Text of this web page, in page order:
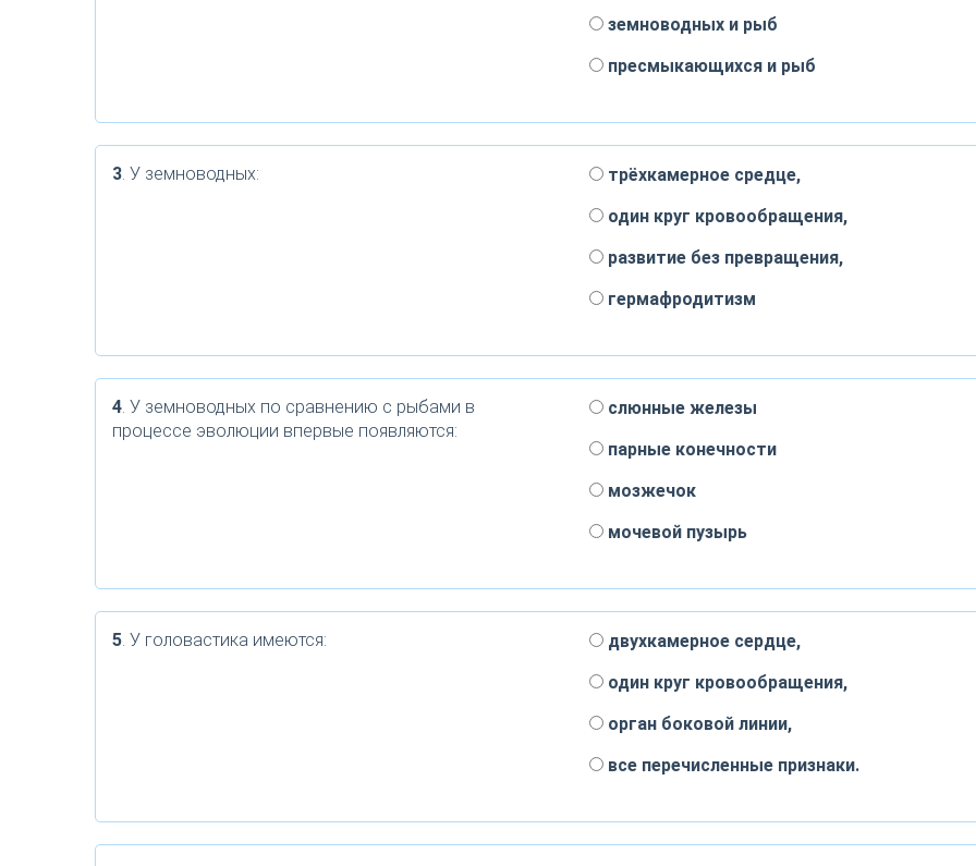
земноводных и рыб
пресмыкающихся и рыб
3. У земноводных:
трёхкамерное средце,
один круг кровообращения,
развитие без превращения,
гермафродитизм
4. У земноводных по сравнению с рыбами в
процессе эволюции впервые появляются:
слюнные железы
парные конечности
мозжечок
мочевой пузырь
5. У головастика имеются:
двухкамерное сердце,
один круг кровообращения,
орган боковой линии,
все перечисленные признаки.